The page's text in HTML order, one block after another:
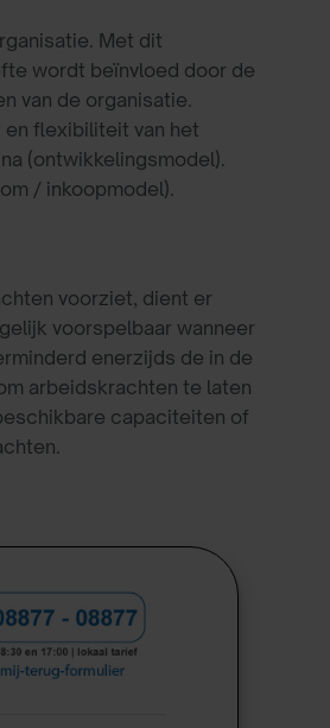
Met dit
wordt beïnvloed door de
van de organisatie.
flexibiliteit van het
(ontwikkelingsmodel).
/ inkoopmodel).
voorziet, dient er
voorspelbaar wanneer
enerzijds de in de
arbeidskrachten te laten
capaciteiten of